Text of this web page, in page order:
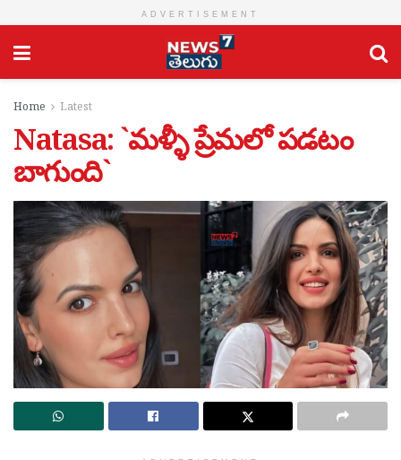
ADVERTISEMENT
Home Latest
Natasa: `మళ్ళీ ప్రేమలో పడటం
బాగుంది`